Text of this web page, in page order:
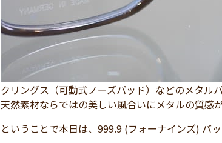
クリングス（可動式ノーズパッド）などのメタル
天然素材ならではの美しい風合いにメタルの質感
ということで本日は、999.9 (フォーナインズ) バ